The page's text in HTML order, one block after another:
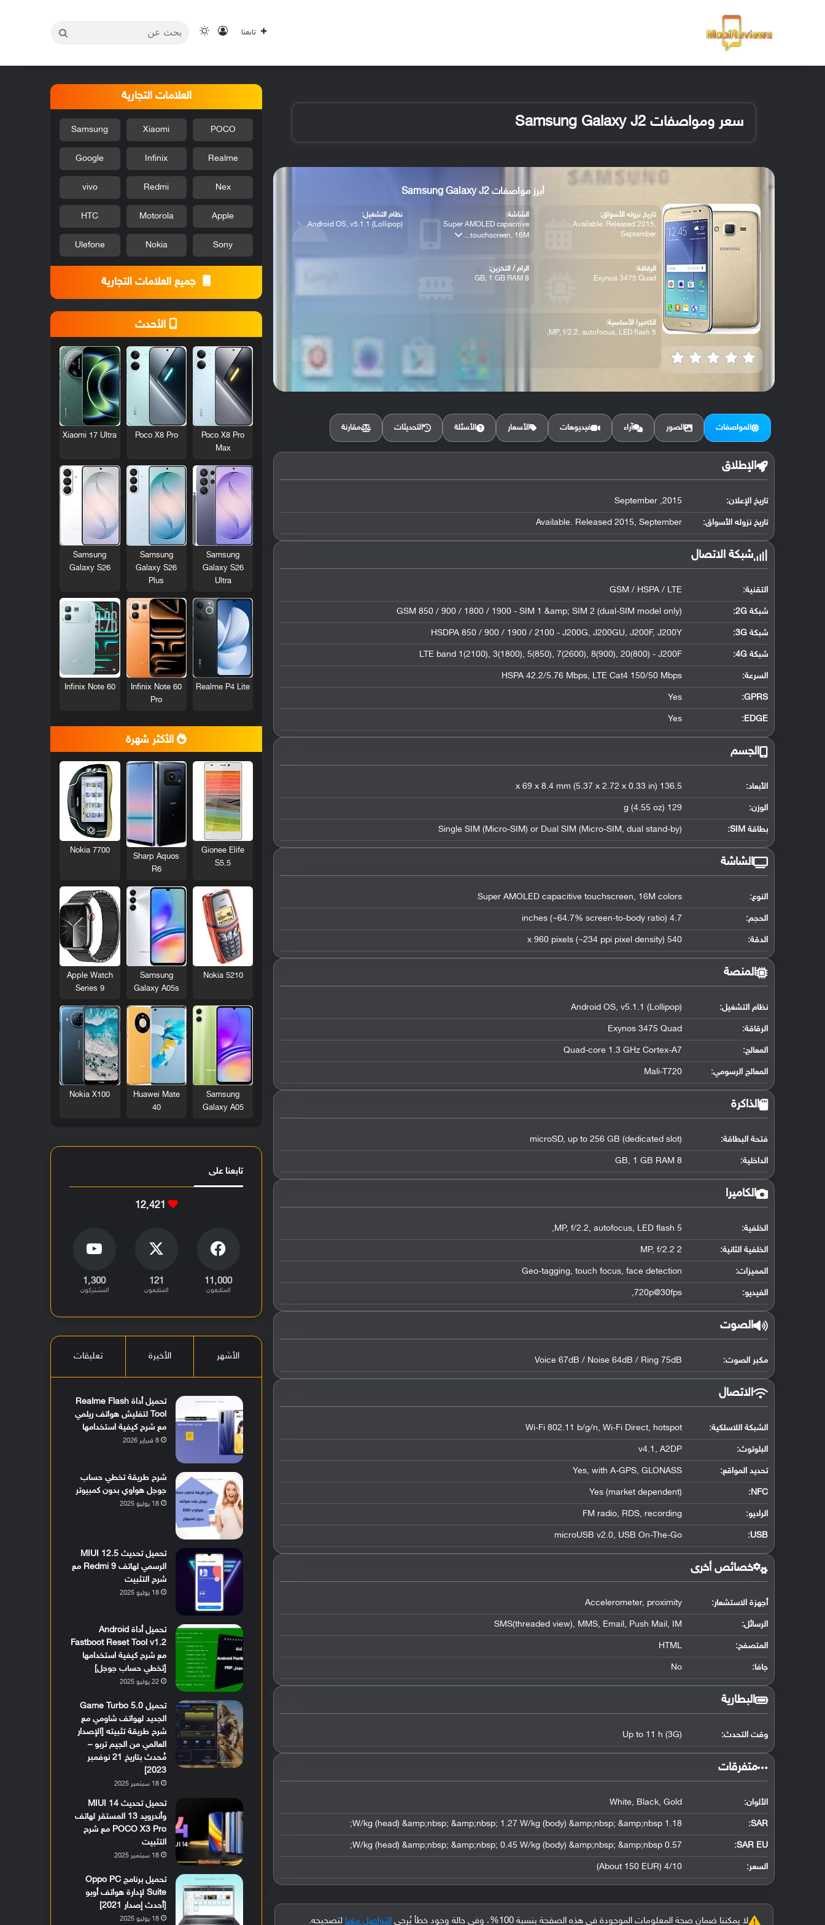
تابعنا تسجيل الدخول
الوضع المظلم
سعر ومواصفات Samsung Galaxy J2
أبرز مواصفات Samsung Galaxy J2
تاريخ نزوله الأسواق:
Available. Released 2015,
September
الشاشة:
Super AMOLED capacitive
touchscreen, 16M...
نظام التشغيل:
Android OS, v5.1.1 (Lollipop)
الرقاقة:
Exynos 3475 Quad
الرام / التخزين:
8 GB, 1 GB RAM
الكاميرا الأساسية:
5 MP, f/2.2, autofocus, LED flash,
المواصفات الصور آراء فيديوهات الأسعار الأسئلة التحديثات مقارنة
الإطلاق
تاريخ الإعلان: 2015, September
تاريخ نزوله الأسواق: Available. Released 2015, September
شبكة الاتصال
التقنية: GSM / HSPA / LTE
شبكة 2G: GSM 850 / 900 / 1800 / 1900 - SIM 1 &amp; SIM 2 (dual-SIM model only)
شبكة 3G :
HSDPA 850 / 900 / 1900 / 2100 - J200G, J200GU, J200F, J200Y
شبكة 4G :
LTE band 1(2100), 3(1800), 5(850), 7(2600), 8(900), 20(800) - J200F
السرعة: HSPA 42.2/5.76 Mbps, LTE Cat4 150/50 Mbps
GPRS:
Yes
EDGE:
Yes
الجسم
الأبعاد: 136.5 x 69 x 8.4 mm (5.37 x 2.72 x 0.33 in)
الوزن: 129 g (4.55 oz)
بطاقة SIM: Single SIM (Micro-SIM) or Dual SIM (Micro-SIM, dual stand-by)
الشاشة
النوع: Super AMOLED capacitive touchscreen, 16M colors
الحجم: 4.7 inches (~64.7% screen-to-body ratio)
الدقة: 540 x 960 pixels (~234 ppi pixel density)
المنصة
نظام التشغيل:
Android OS, v5.1.1 (Lollipop)
الرقاقة:
Exynos 3475 Quad
المعالج:
Quad-core 1.3 GHz Cortex-A7
المعالج الرسومي:
Mali-T720
الذاكرة
فتحة البطاقة: microSD, up to 256 GB (dedicated slot)
الداخلية: 8 GB, 1 GB RAM
الكاميرا
الخلفية: 5 MP, f/2.2, autofocus, LED flash,
الخلفية الثانية: 2 MP, f/2.2
المميزات: Geo-tagging, touch focus, face detection
الفيديو: 720p@30fps,
الصوت
مكبر الصوت: Voice 67dB / Noise 64dB / Ring 75dB
الاتصال
الشبكة اللاسلكية: Wi-Fi 802.11 b/g/n, Wi-Fi Direct, hotspot
البلوتوث:
v4.1, A2DP
تحديد المواقع:
Yes, with A-GPS, GLONASS
NFC
:
Yes (market dependent)
الراديو: FM radio, RDS, recording
USB
:
microUSB v2.0, USB On-The-Go
خصائص أخرى
أجهزة الاستشعار: Accelerometer, proximity
الرسائل: SMS(threaded view), MMS, Email, Push Mail, IM
المتصفح: HTML
جافا: No
البطارية
وقت التحدث: Up to 11 h (3G)
‏متفرقات‏
الألوان: White, Black, Gold
SAR
:
1.18 W/kg (head) &amp;nbsp; &amp;nbsp; 1.27 W/kg (body) &amp;nbsp; &amp;nbsp;
SAR EU:
0.57 W/kg (head) &amp;nbsp; &amp;nbsp; 0.45 W/kg (body) &amp;nbsp; &amp;nbsp;
السعر: 4/10 (About 150 EUR)
لا يمكننا ضمان صحة المعلومات الموجودة في هذه الصفحة بنسبة 100%، وفي حالة وجود خطأ يُرجى التواصل معنا لتصحيحه.
العلامات التجارية
POCO
Xiaomi
Samsung
Realme
Infinix
Google
Nex
Redmi
vivo
Apple
Motorola
HTC
Sony
Nokia
Ulefone
جميع العلامات التجارية
الأحدث
Poco X8 Pro
Max
Poco X8 Pro
Xiaomi 17 Ultra
Samsung
Galaxy S26
Ultra
Samsung
Galaxy S26
Plus
Samsung
Galaxy S26
Realme P4 Lite
Infinix Note 60
Pro
Infinix Note 60
الأكثر شهرة
Gionee Elife
S5.5
Sharp Aquos
R6
Nokia 7700
Nokia 5210
Samsung
Galaxy A05s
Apple Watch
Series 9
Samsung
Galaxy A05
Huawei Mate
40
Nokia X100
تابعنا على
12٬421
11٬000
المتابعون
121
المتابعون
1٬300
المشتركون
الأشهر الأخيرة تعليقات
تحميل أداة Realme Flash
Tool لتفليش هواتف ريلمي
مع شرح كيفية استخدامها
8 فبراير 2026
شرح طريقة تخطي حساب
جوجل هواوي بدون كمبيوتر
18 يوليو 2025
تحميل تحديث MIUI 12.5
الرسمي لهاتف Redmi 9 مع
شرح التثبيت
18 يوليو 2025
تحميل أداة Android
Fastboot Reset Tool v1.2
مع شرح كيفية استخدامها
[تخطي حساب جوجل]
22 يوليو 2025
تحميل Game Turbo 5.0
الجديد لهواتف شاومي مع
شرح طريقة تثبيته [الإصدار
العالمي من الجيم تربو –
مُحدث بتاريخ 21 نوفمبر
2023]
18 سبتمبر 2025
تحميل تحديث MIUI 14
وأندرويد 13 المستقر لهاتف
POCO X3 Pro مع شرح
التثبيت
18 سبتمبر 2025
تحميل برنامج Oppo PC
Suite لإدارة هواتف أوبو
[أحدث إصدار 2021]
18 يوليو 2025